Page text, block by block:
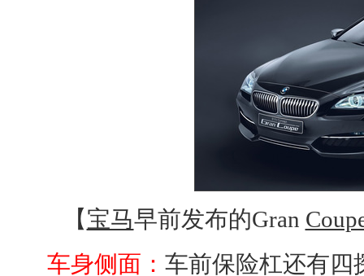
【宝马早前发布的Gran
车身侧面： 车前保险杠还有四